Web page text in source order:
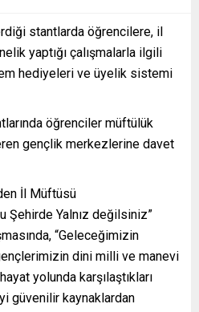
stantlarda öğrencilere, il
yaptığı çalışmalarla ilgili
hediyeleri ve üyelik sistemi
öğrenciler müftülük
gençlik merkezlerine davet
İl Müftüsü
Şehirde Yalnız değilsiniz”
“Geleceğimizin
dini milli ve manevi
yolunda karşılaştıkları
güvenilir kaynaklardan